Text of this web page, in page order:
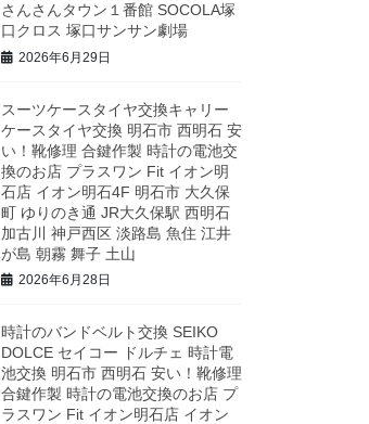
さんさんタウン１番館 SOCOLA塚
口クロス 塚口サンサン劇場
2026年6月29日
スーツケースタイヤ交換キャリー
ケースタイヤ交換 明石市 西明石 安
い！靴修理 合鍵作製 時計の電池交
換のお店 プラスワン Fit イオン明
石店 イオン明石4F 明石市 大久保
町 ゆりのき通 JR大久保駅 西明石
加古川 神戸西区 淡路島 魚住 江井
が島 朝霧 舞子 土山
2026年6月28日
時計のバンドベルト交換 SEIKO
DOLCE セイコー ドルチェ 時計電
池交換 明石市 西明石 安い！靴修理
合鍵作製 時計の電池交換のお店 プ
ラスワン Fit イオン明石店 イオン